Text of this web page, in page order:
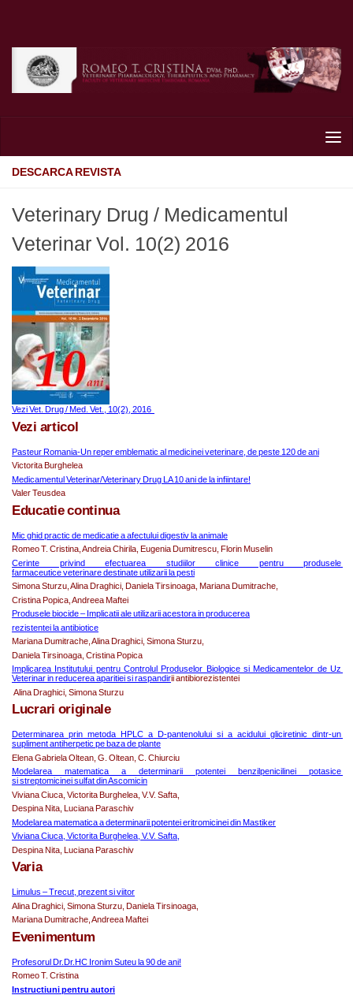
DESCARCA REVISTA
Veterinary Drug / Medicamentul
Veterinar Vol. 10(2) 2016
Vezi Vet. Drug / Med. Vet., 10(2), 2016
Vezi articol
Pasteur Romania-Un reper emblematic al medicinei veterinare, de peste 120 de ani
Victorita Burghelea
Medicamentul Veterinar/Veterinary Drug LA 10 ani de la infiintare!
Valer Teusdea
Educatie continua
Mic ghid practic de medicatie a afectului digestiv la animale
Romeo T. Cristina, Andreia Chirila, Eugenia Dumitrescu, Florin Muselin
Cerinte privind efectuarea studiilor clinice pentru produsele
farmaceutice veterinare destinate utilizarii la pesti
Simona Sturzu, Alina Draghici, Daniela Tirsinoaga, Mariana Dumitrache,
Cristina Popica, Andreea Maftei
Produsele biocide – Implicatii ale utilizarii acestora in producerea
rezistentei la antibiotice
Mariana Dumitrache, Alina Draghici, Simona Sturzu,
Daniela Tirsinoaga, Cristina Popica
Implicarea Institutului pentru Controlul Produselor Biologice si Medicamentelor de Uz
Veterinar in reducerea aparitiei si raspandirii antibiorezistentei
Alina Draghici, Simona Sturzu
Lucrari originale
Determinarea prin metoda HPLC a D-pantenolului si a acidului gliciretinic dintr-un
supliment antiherpetic pe baza de plante
Elena Gabriela Oltean, G. Oltean, C. Chiurciu
Modelarea matematica a determinarii potentei benzilpenicilinei potasice
si streptomicinei sulfat din Ascomicin
Viviana Ciuca, Victorita Burghelea, V.V. Safta,
Despina Nita, Luciana Paraschiv
Modelarea matematica a determinarii potentei eritromicinei din Mastiker
Viviana Ciuca, Victorita Burghelea, V.V. Safta,
Despina Nita, Luciana Paraschiv
Varia
Limulus – Trecut, prezent si viitor
Alina Draghici, Simona Sturzu, Daniela Tirsinoaga,
Mariana Dumitrache, Andreea Maftei
Evenimentum
Profesorul Dr.Dr.HC Ironim Suteu la 90 de ani!
Romeo T. Cristina
Instructiuni pentru autori